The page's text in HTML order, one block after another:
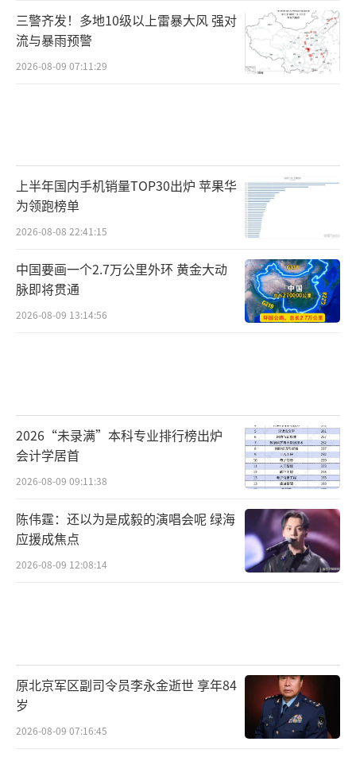
三警齐发！多地10级以上雷暴大风 强对
流与暴雨预警
2026-08-09 07:11:29
上半年国内手机销量TOP30出炉 苹果华
为领跑榜单
2026-08-08 22:41:15
中国要画一个2.7万公里外环 黄金大动
脉即将贯通
2026-08-09 13:14:56
2026“未录满”本科专业排行榜出炉
会计学居首
2026-08-09 09:11:38
陈伟霆：还以为是成毅的演唱会呢 绿海
应援成焦点
2026-08-09 12:08:14
原北京军区副司令员李永金逝世 享年84
岁
2026-08-09 07:16:45